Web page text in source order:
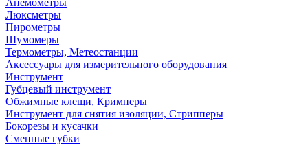
Анемометры
Люксметры
Пирометры
Шумомеры
Термометры, Метеостанции
Аксессуары для измерительного оборудования
Инструмент
Губцевый инструмент
Обжимные клещи, Кримперы
Инструмент для снятия изоляции, Стрипперы
Бокорезы и кусачки
Сменные губки